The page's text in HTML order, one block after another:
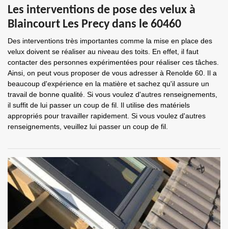
Les interventions de pose des velux à
Blaincourt Les Precy dans le 60460
Des interventions très importantes comme la mise en place des
velux doivent se réaliser au niveau des toits. En effet, il faut
contacter des personnes expérimentées pour réaliser ces tâches.
Ainsi, on peut vous proposer de vous adresser à Renolde 60. Il a
beaucoup d'expérience en la matière et sachez qu'il assure un
travail de bonne qualité. Si vous voulez d'autres renseignements,
il suffit de lui passer un coup de fil. Il utilise des matériels
appropriés pour travailler rapidement. Si vous voulez d'autres
renseignements, veuillez lui passer un coup de fil.